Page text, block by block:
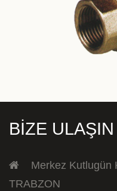
BİZE ULAŞIN
Merkez Kutlugün
TRABZON